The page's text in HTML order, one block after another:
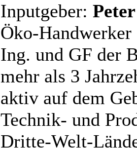
Inputgeber:
Öko-
Ing. und GF der
mehr als 3
aktiv auf dem
Technik- und
Dritte-Welt-